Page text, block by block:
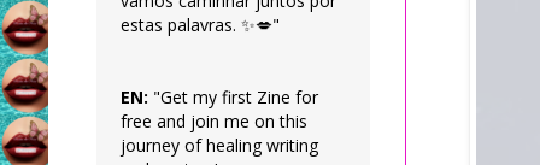
estas palavras. ✨💋"
EN: "Get my first Zine for
free and join me on this
journey of healing writing